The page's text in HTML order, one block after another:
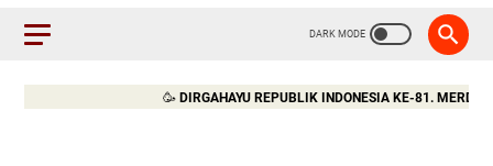
DIRGAHAYU REPUBLIK INDONESIA KE-81. MERDEKA!!!